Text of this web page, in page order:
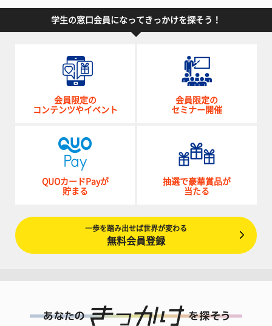
学生の窓口会員になってきっかけを探そう！
会員限定の
コンテンツやイベント
会員限定の
セミナー開催
QUOカードPayが
貯まる
抽選で豪華賞品が
当たる
一歩を踏み出せば世界が変わる
無料会員登録